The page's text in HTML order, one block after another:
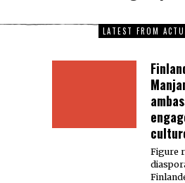
LATEST FROM
Figure